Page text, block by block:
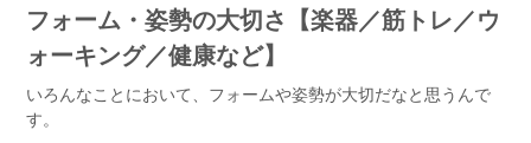
フォーム・姿勢の大切さ【楽器／筋トレ／ウ
ォーキング／健康など】
いろんなことにおいて、フォームや姿勢が大切だなと思うんで
す。